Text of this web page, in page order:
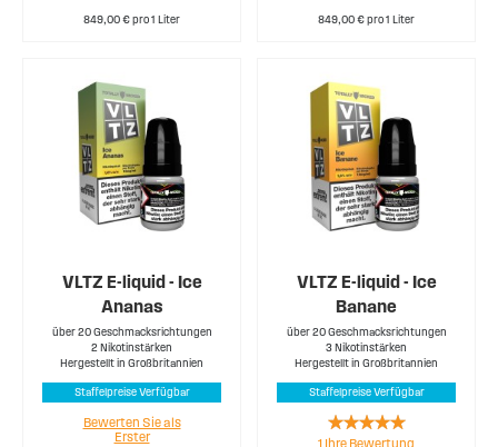
849,00 € pro 1 Liter 849,00 € pro 1 Liter
VLTZ E-liquid - Ice
Ananas
über 20 Geschmacksrichtungen
2 Nikotinstärken
Hergestellt in Großbritannien
Staffelpreise Verfügbar
Bewerten Sie als
Erster
VLTZ E-liquid - Ice
Banane
über 20 Geschmacksrichtungen
3 Nikotinstärken
Hergestellt in Großbritannien
Staffelpreise Verfügbar
Rating:
1 Ihre Bewertung